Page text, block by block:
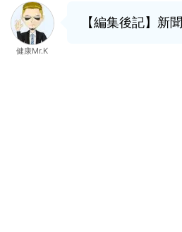
健康Mr.K
【編集後記】新